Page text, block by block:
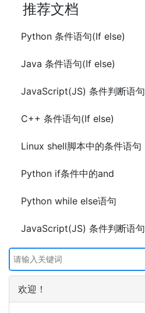
推荐文档
Python 条件语句(If else)
Java 条件语句(If else)
JavaScript(JS) 条件判断语
C++ 条件语句(If else)
Linux shell脚本中的条件语句
Python if条件中的and
Python while else语句
JavaScript(JS) 条件判断语
欢迎！